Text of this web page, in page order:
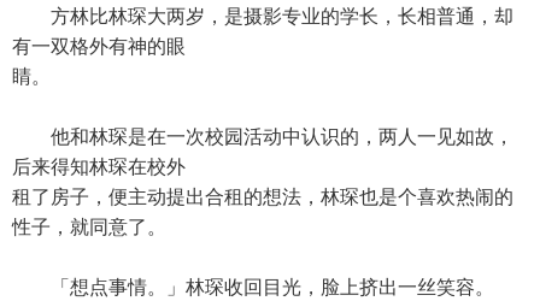
方林比林琛大两岁，是摄影专业的学长，长相普通，却
有一双格外有神的眼
睛。
他和林琛是在一次校园活动中认识的，两人一见如故，
后来得知林琛在校外
租了房子，便主动提出合租的想法，林琛也是个喜欢热闹的
性子，就同意了。
「想点事情。」林琛收回目光，脸上挤出一丝笑容。